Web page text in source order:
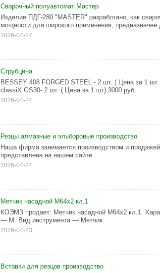
Сварочный полуавтомат Мастер
Изделие ПДГ-280 "MASTER" разработано, как
мощности для широкого применения, предназначен
2026-04-27
Струбцина
BESSEY 408 FORGED STEEL - 2 шт. ( Цена за 1
classiX GS30- 2 шт. ( Цена за 1 шт) 3000 руб.
2026-04-24
Резцы алмазные и эльборовые производство
Наша фирма занимается производством и
представлена на нашем сайте.
2026-04-24
Метчик насадной М64х2 кл.1
КОЭМЗ продает: Метчик насадной М64х2 кл.1.
— М. Вид инструмента — Метчик.
2026-04-23
Вставки для резцов производство